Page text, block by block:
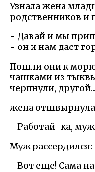
Узнала жена
родственников и
- Давай и мы
- он и нам даст
Пошли они к
чашками из
черпнули,
жена
- Работай-ка,
Муж рассердился:
- Вот еще! Сама